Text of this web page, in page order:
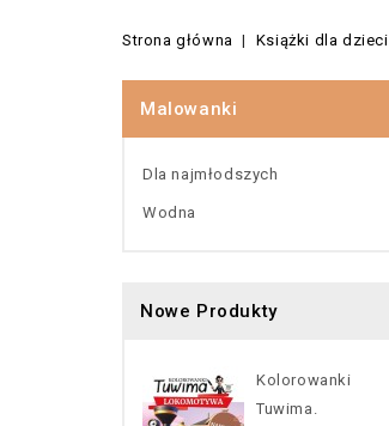
Strona główna Książki dla dzieci
Malowanki
Dla najmłodszych
Wodna
Nowe Produkty
Kolorowanki
Tuwima.